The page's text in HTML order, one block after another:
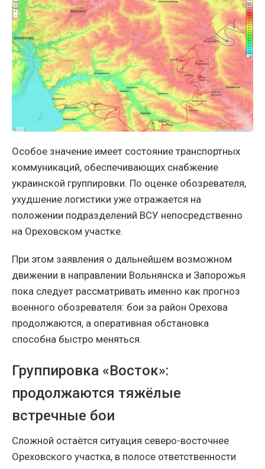
Особое значение имеет состояние транспортных
коммуникаций, обеспечивающих снабжение
украинской группировки. По оценке обозревателя,
ухудшение логистики уже отражается на
положении подразделений ВСУ непосредственно
на Ореховском участке.
При этом заявления о дальнейшем возможном
движении в направлении Вольнянска и Запорожья
пока следует рассматривать именно как прогноз
военного обозревателя: бои за район Орехова
продолжаются, а оперативная обстановка
способна быстро меняться.
Группировка «Восток»:
продолжаются тяжёлые
встречные бои
Сложной остаётся ситуация северо-восточнее
Ореховского участка, в полосе ответственности